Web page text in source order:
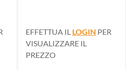
EFFETTUA IL LOGIN PER
VISUALIZZARE IL
PREZZO